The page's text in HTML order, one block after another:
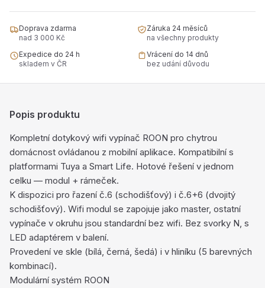
Doprava zdarma
nad 3 000 Kč
Záruka 24 měsíců
na všechny produkty
Expedice do 24 h
skladem v ČR
Vrácení do 14 dnů
bez udání důvodu
Popis produktu
Kompletní dotykový wifi vypínač ROON pro chytrou
domácnost ovládanou z mobilní aplikace. Kompatibilní s
platformami Tuya a Smart Life. Hotové řešení v jednom
celku — modul + rámeček.
K dispozici pro řazení č.6 (schodišťový) i č.6+6 (dvojitý
schodišťový). Wifi modul se zapojuje jako master, ostatní
vypínače v okruhu jsou standardní bez wifi. Bez svorky N, s
LED adaptérem v balení.
Provedení ve skle (bílá, černá, šedá) i v hliníku (5 barevných
kombinací).
Modulární systém ROON